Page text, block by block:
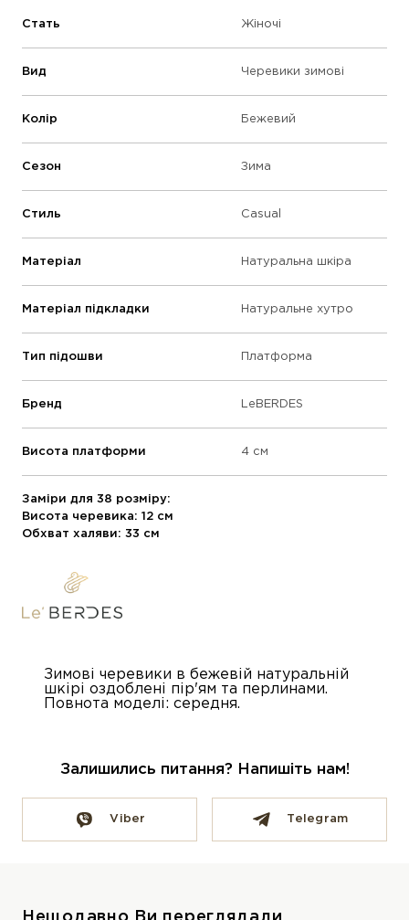
Стать Жіночі
Вид Черевики зимові
Колір Бежевий
Сезон Зима
Стиль Casual
Матеріал Натуральна шкіра
Матеріал підкладки Натуральне хутро
Тип підошви Платформа
Бренд LeBERDES
Висота платформи 4 см
Заміри для 38 розміру:
Висота черевика: 12 см
Обхват халяви: 33 см
Зимові черевики в бежевій натуральній
шкірі оздоблені пір'ям та перлинами.
Повнота моделі: середня.
Залишились питання? Напишіть нам!
Viber Telegram
Нещодавно Ви переглядали